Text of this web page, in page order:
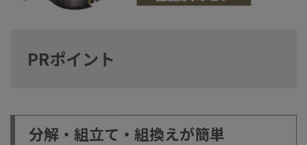
PRポイント
分解・組立て・組換えが簡単